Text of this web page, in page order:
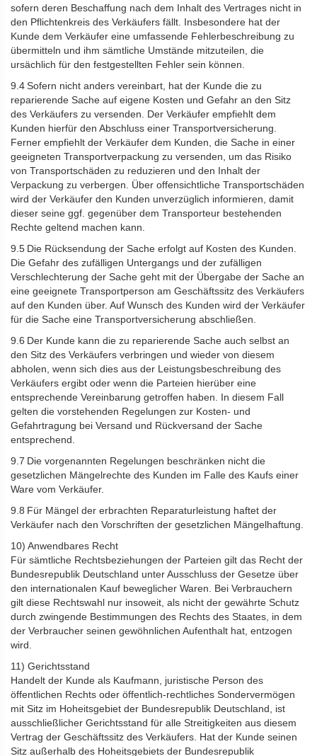
sofern deren Beschaffung nach dem Inhalt des Vertrages nicht in
den Pflichtenkreis des Verkäufers fällt. Insbesondere hat der
Kunde dem Verkäufer eine umfassende Fehlerbeschreibung zu
übermitteln und ihm sämtliche Umstände mitzuteilen, die
ursächlich für den festgestellten Fehler sein können.
9.4 Sofern nicht anders vereinbart, hat der Kunde die zu
reparierende Sache auf eigene Kosten und Gefahr an den Sitz
des Verkäufers zu versenden. Der Verkäufer empfiehlt dem
Kunden hierfür den Abschluss einer Transportversicherung.
Ferner empfiehlt der Verkäufer dem Kunden, die Sache in einer
geeigneten Transportverpackung zu versenden, um das Risiko
von Transportschäden zu reduzieren und den Inhalt der
Verpackung zu verbergen. Über offensichtliche Transportschäden
wird der Verkäufer den Kunden unverzüglich informieren, damit
dieser seine ggf. gegenüber dem Transporteur bestehenden
Rechte geltend machen kann.
9.5 Die Rücksendung der Sache erfolgt auf Kosten des Kunden.
Die Gefahr des zufälligen Untergangs und der zufälligen
Verschlechterung der Sache geht mit der Übergabe der Sache an
eine geeignete Transportperson am Geschäftssitz des Verkäufers
auf den Kunden über. Auf Wunsch des Kunden wird der Verkäufer
für die Sache eine Transportversicherung abschließen.
9.6 Der Kunde kann die zu reparierende Sache auch selbst an
den Sitz des Verkäufers verbringen und wieder von diesem
abholen, wenn sich dies aus der Leistungsbeschreibung des
Verkäufers ergibt oder wenn die Parteien hierüber eine
entsprechende Vereinbarung getroffen haben. In diesem Fall
gelten die vorstehenden Regelungen zur Kosten- und
Gefahrtragung bei Versand und Rückversand der Sache
entsprechend.
9.7 Die vorgenannten Regelungen beschränken nicht die
gesetzlichen Mängelrechte des Kunden im Falle des Kaufs einer
Ware vom Verkäufer.
9.8 Für Mängel der erbrachten Reparaturleistung haftet der
Verkäufer nach den Vorschriften der gesetzlichen Mängelhaftung.
10) Anwendbares Recht
Für sämtliche Rechtsbeziehungen der Parteien gilt das Recht der
Bundesrepublik Deutschland unter Ausschluss der Gesetze über
den internationalen Kauf beweglicher Waren. Bei Verbrauchern
gilt diese Rechtswahl nur insoweit, als nicht der gewährte Schutz
durch zwingende Bestimmungen des Rechts des Staates, in dem
der Verbraucher seinen gewöhnlichen Aufenthalt hat, entzogen
wird.
11) Gerichtsstand
Handelt der Kunde als Kaufmann, juristische Person des
öffentlichen Rechts oder öffentlich-rechtliches Sondervermögen
mit Sitz im Hoheitsgebiet der Bundesrepublik Deutschland, ist
ausschließlicher Gerichtsstand für alle Streitigkeiten aus diesem
Vertrag der Geschäftssitz des Verkäufers. Hat der Kunde seinen
Sitz außerhalb des Hoheitsgebiets der Bundesrepublik